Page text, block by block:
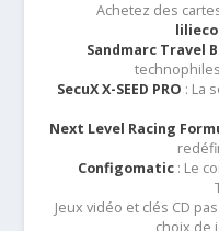
Achetez des
Sandmarc Travel
SecuX X-SEED PRO : La
Next Level Racing
Configomatic: Le
Jeux vidéo et clés CD